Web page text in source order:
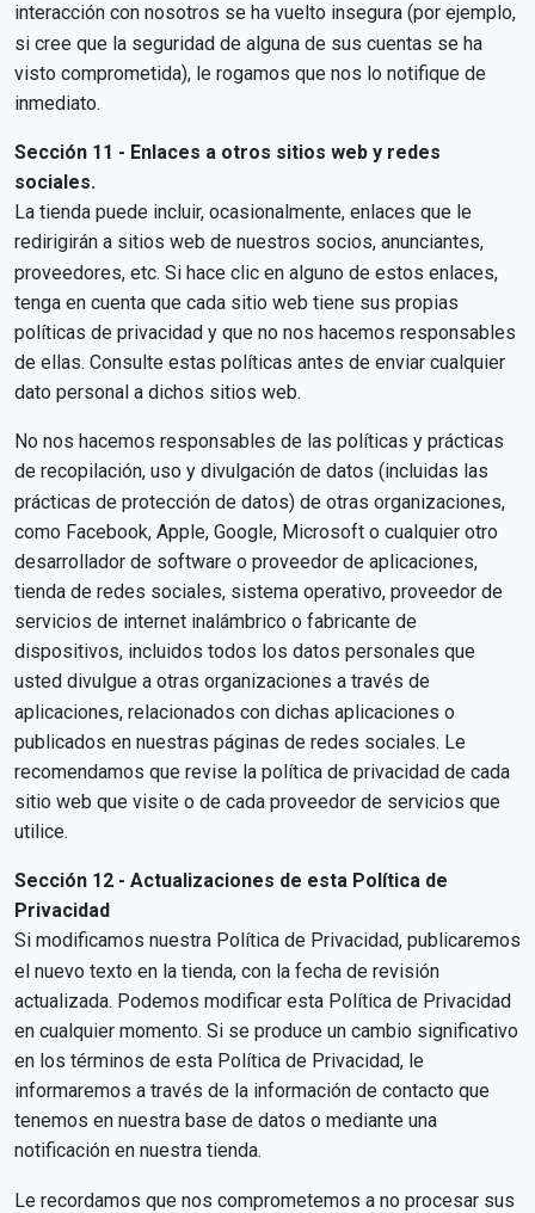
interacción con nosotros se ha vuelto insegura (por ejemplo,
si cree que la seguridad de alguna de sus cuentas se ha
visto comprometida), le rogamos que nos lo notifique de
inmediato.
Sección 11 - Enlaces a otros sitios web y redes
sociales.
La tienda puede incluir, ocasionalmente, enlaces que le
redirigirán a sitios web de nuestros socios, anunciantes,
proveedores, etc. Si hace clic en alguno de estos enlaces,
tenga en cuenta que cada sitio web tiene sus propias
políticas de privacidad y que no nos hacemos responsables
de ellas. Consulte estas políticas antes de enviar cualquier
dato personal a dichos sitios web.
No nos hacemos responsables de las políticas y prácticas
de recopilación, uso y divulgación de datos (incluidas las
prácticas de protección de datos) de otras organizaciones,
como Facebook, Apple, Google, Microsoft o cualquier otro
desarrollador de software o proveedor de aplicaciones,
tienda de redes sociales, sistema operativo, proveedor de
servicios de internet inalámbrico o fabricante de
dispositivos, incluidos todos los datos personales que
usted divulgue a otras organizaciones a través de
aplicaciones, relacionados con dichas aplicaciones o
publicados en nuestras páginas de redes sociales. Le
recomendamos que revise la política de privacidad de cada
sitio web que visite o de cada proveedor de servicios que
utilice.
Sección 12 - Actualizaciones de esta Política de
Privacidad
Si modificamos nuestra Política de Privacidad, publicaremos
el nuevo texto en la tienda, con la fecha de revisión
actualizada. Podemos modificar esta Política de Privacidad
en cualquier momento. Si se produce un cambio significativo
en los términos de esta Política de Privacidad, le
informaremos a través de la información de contacto que
tenemos en nuestra base de datos o mediante una
notificación en nuestra tienda.
Le recordamos que nos comprometemos a no procesar sus